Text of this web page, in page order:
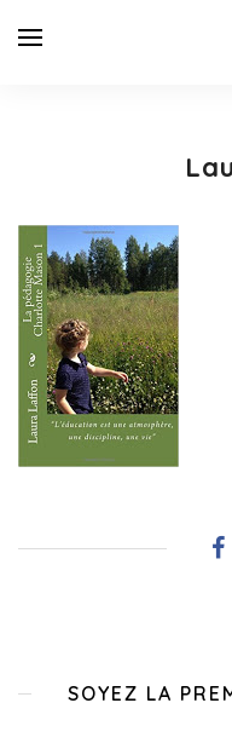
SOYEZ LA